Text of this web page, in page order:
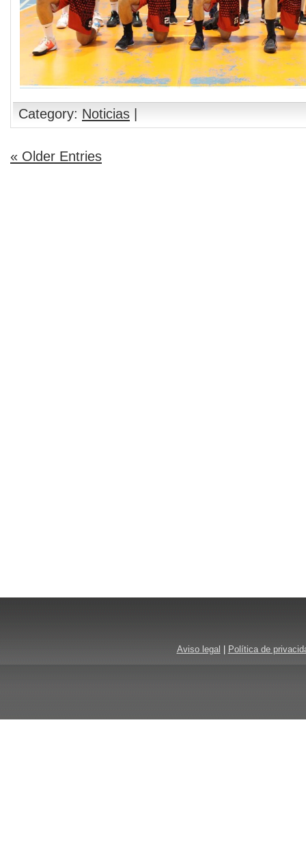
Category: Noticias
« Older Entries
Aviso legal Política de